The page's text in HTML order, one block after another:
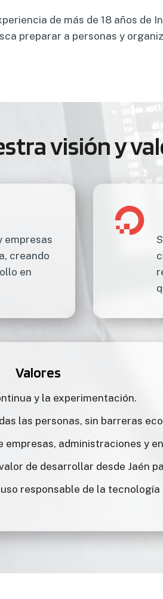
de más de 18 años
preparar a personas y
visión y
empresas
creando
en
Valores
y la experimentación.
las personas, sin barreras
empresas, administraciones y
de desarrollar desde Jaén
responsable de la